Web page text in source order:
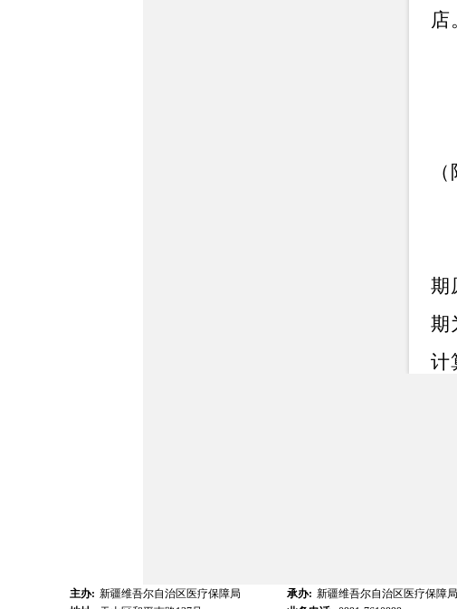
店
期
期
计
药
主办: 新疆维吾尔自治区医疗保障局 承办: 新疆维吾尔自治区医疗保障